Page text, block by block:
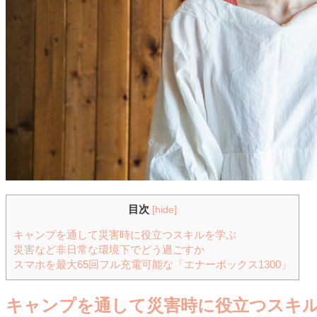
目次 [hide]
キャンプを通して災害時に役立つスキルを学ぶ
災害など非日常な環境下でどう過ごすか
スマホを最大65回フル充電可能な「エナーボックス1300」
キャンプを通して災害時に役立つスキ